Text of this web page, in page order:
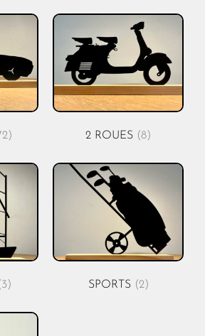
2 ROUES (8)
SPORTS (2)